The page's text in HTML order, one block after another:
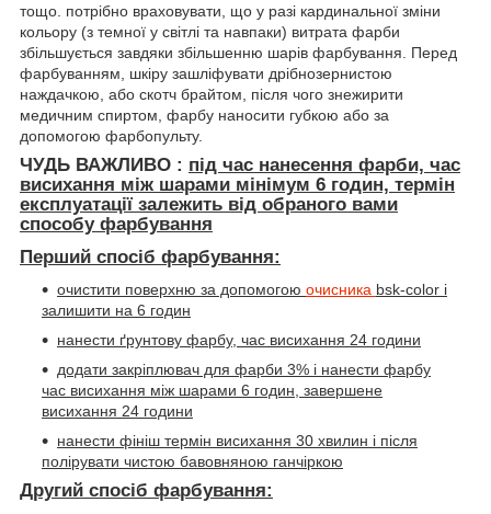
тощо. потрібно враховувати, що у разі кардинальної зміни
кольору (з темної у світлі та навпаки) витрата фарби
збільшується завдяки збільшенню шарів фарбування. Перед
фарбуванням, шкіру зашліфувати дрібнозернистою
наждачкою, або скотч брайтом, після чого знежирити
медичним спиртом, фарбу наносити губкою або за
допомогою фарбопульту.
ЧУДЬ ВАЖЛИВО : під час нанесення фарби, час
висихання між шарами мінімум 6 годин, термін
експлуатації залежить від обраного вами
способу фарбування
Перший спосіб фарбування:
очистити поверхню за допомогою очисника bsk-color і
залишити на 6 годин
нанести ґрунтову фарбу, час висихання 24 години
додати закріплювач для фарби 3% і нанести фарбу
час висихання між шарами 6 годин, завершене
висихання 24 години
нанести фініш термін висихання 30 хвилин і після
полірувати чистою бавовняною ганчіркою
Другий спосіб фарбування: